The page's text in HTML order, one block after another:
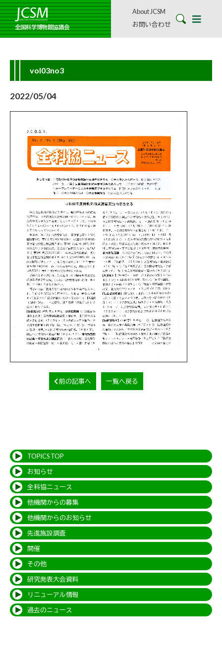
全国科学博物館協議会
About JCSM
お問い合わせ
vol03no3
2022/05/04
前の記事へ 一覧へ戻る
TOPICS TOP
お知らせ
全科協ニュース
他機関からの募集
他機関からのお知らせ
先進施設調査
開催
その他
研究発表大会資料
リニューアル情報
過去のニュース